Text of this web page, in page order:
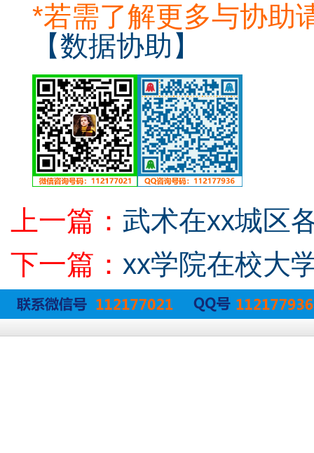
*若需了解更多与协助
【数据协助】
上一篇： 武术在xx城区
下一篇： xx学院在校大